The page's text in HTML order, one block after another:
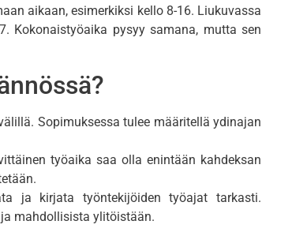
aikaan, esimerkiksi kello 8-16. Liukuvassa
pysyy samana, mutta sen
Sopimuksessa tulee määritellä ydinajan
työaika saa olla enintään kahdeksan
ja kirjata työntekijöiden työajat tarkasti.
mahdollisista ylitöistään.